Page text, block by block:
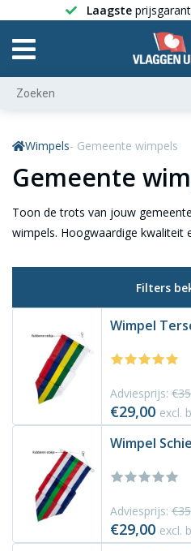
Laagste
Wimpels- Gemeente wimpels
Gemeente
Toon de trots van jouw
wimpels. Hoogwaardige kwaliteit
Filters
Wimpel
Adviesprijs:
€29,00 excl.
Wimpel
Adviesprijs:
€29,00 excl.